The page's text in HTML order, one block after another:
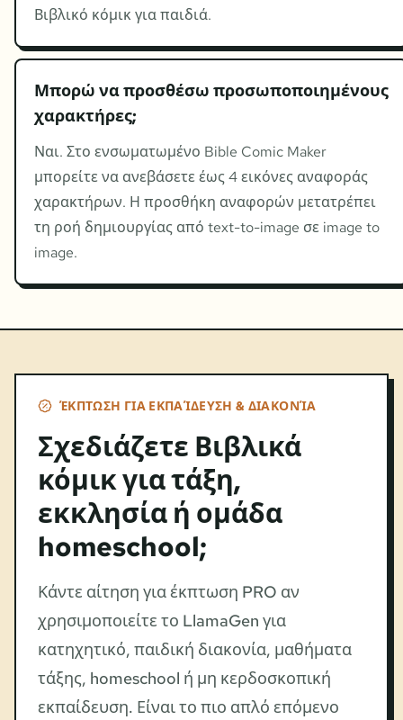
Βιβλικό κόμικ για παιδιά.
Μπορώ να προσθέσω προσωποποιημένους
χαρακτήρες;
Ναι. Στο ενσωματωμένο Bible Comic Maker
μπορείτε να ανεβάσετε έως 4 εικόνες αναφοράς
χαρακτήρων. Η προσθήκη αναφορών μετατρέπει
τη ροή δημιουργίας από text-to-image σε image to
image.
ΈΚΠΤΩΣΗ ΓΙΑ ΕΚΠΑΊΔΕΥΣΗ & ΔΙΑΚΟΝΊΑ
Σχεδιάζετε Βιβλικά
κόμικ για τάξη,
εκκλησία ή ομάδα
homeschool;
Κάντε αίτηση για έκπτωση PRO αν
χρησιμοποιείτε το LlamaGen για
κατηχητικό, παιδική διακονία, μαθήματα
τάξης, homeschool ή μη κερδοσκοπική
εκπαίδευση. Είναι το πιο απλό επόμενο